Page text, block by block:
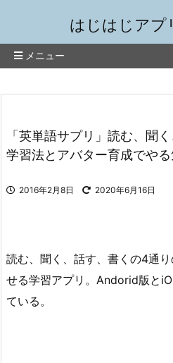
はじはじアプ
メニュー
「英単語サプリ」読む、聞
学習法とアバター育成でや
2016年2月8日 2020年6月16日
読む、聞く、話す、書くの4通
せる学習アプリ。Andorid版と
ている。